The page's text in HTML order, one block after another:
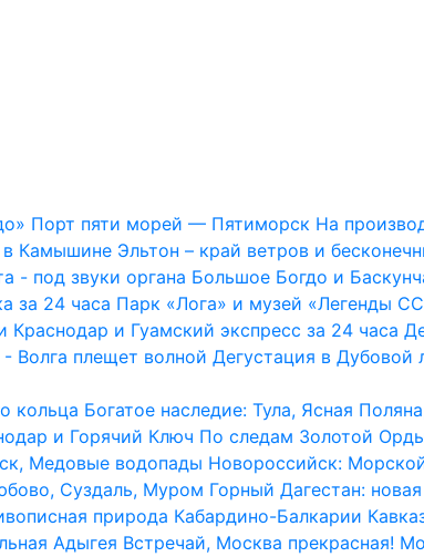
Порт пяти морей — Пятиморск На
в Камышине Эльтон – край ветров и
- под звуки органа Большое Богдо и
за 24 часа Парк «Лога» и музей «Легенды
Краснодар и Гуамский экспресс за 24 часа
Волга плещет волной Дегустация в Дубовой
кольца Богатое наследие: Тула, Ясная
и Горячий Ключ По следам Золотой
Медовые водопады Новороссийск:
Суздаль, Муром Горный Дагестан: новая
природа Кабардино-Балкарии
Адыгея Встречай, Москва прекрасная!